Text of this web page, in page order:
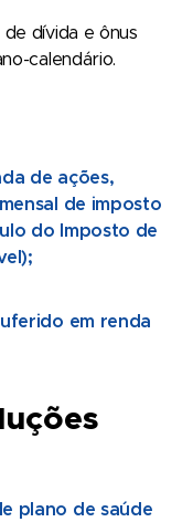
dívida e ônus
calendário.
de ações,
de imposto
do Imposto de
em renda
plano de saúde